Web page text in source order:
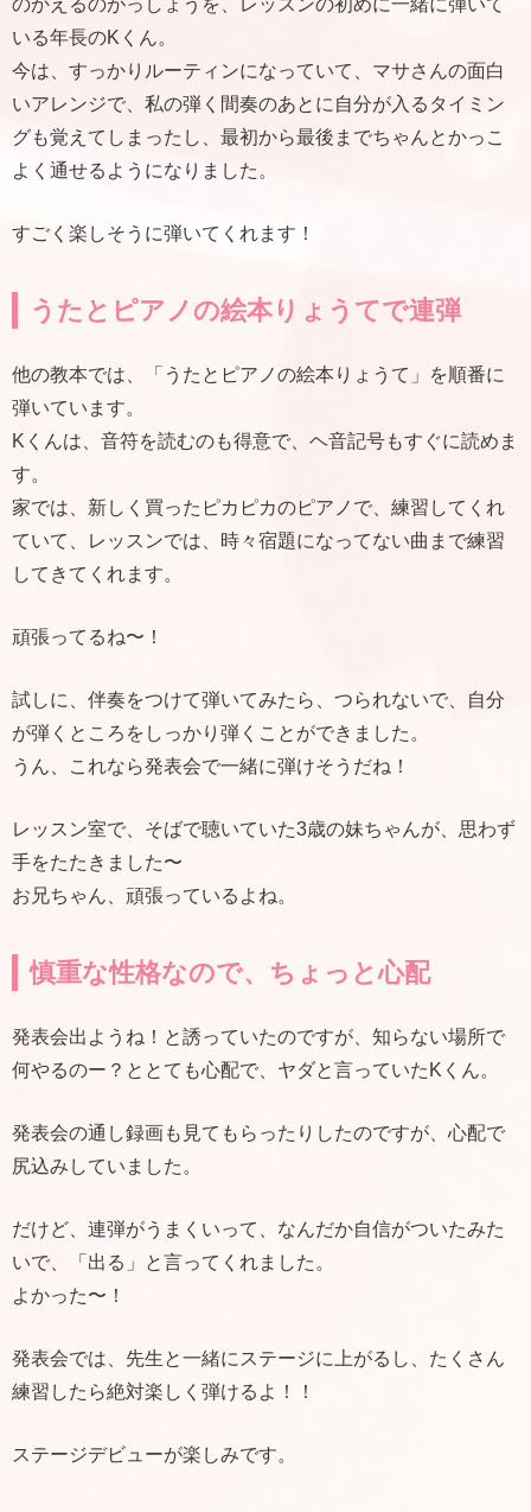
のかえるのがっしょうを、レッスンの初めに一緒に弾いて
いる年長のKくん。
今は、すっかりルーティンになっていて、マサさんの面白
いアレンジで、私の弾く間奏のあとに自分が入るタイミン
グも覚えてしまったし、最初から最後までちゃんとかっこ
よく通せるようになりました。
すごく楽しそうに弾いてくれます！
うたとピアノの絵本りょうてで連弾
他の教本では、「うたとピアノの絵本りょうて」を順番に
弾いています。
Kくんは、音符を読むのも得意で、ヘ音記号もすぐに読めま
す。
家では、新しく買ったピカピカのピアノで、練習してくれ
ていて、レッスンでは、時々宿題になってない曲まで練習
してきてくれます。
頑張ってるね〜！
試しに、伴奏をつけて弾いてみたら、つられないで、自分
が弾くところをしっかり弾くことができました。
うん、これなら発表会で一緒に弾けそうだね！
レッスン室で、そばで聴いていた3歳の妹ちゃんが、思わず
手をたたきました〜
お兄ちゃん、頑張っているよね。
慎重な性格なので、ちょっと心配
発表会出ようね！と誘っていたのですが、知らない場所で
何やるのー？ととても心配で、ヤダと言っていたKくん。
発表会の通し録画も見てもらったりしたのですが、心配で
尻込みしていました。
だけど、連弾がうまくいって、なんだか自信がついたみた
いで、「出る」と言ってくれました。
よかった〜！
発表会では、先生と一緒にステージに上がるし、たくさん
練習したら絶対楽しく弾けるよ！！
ステージデビューが楽しみです。